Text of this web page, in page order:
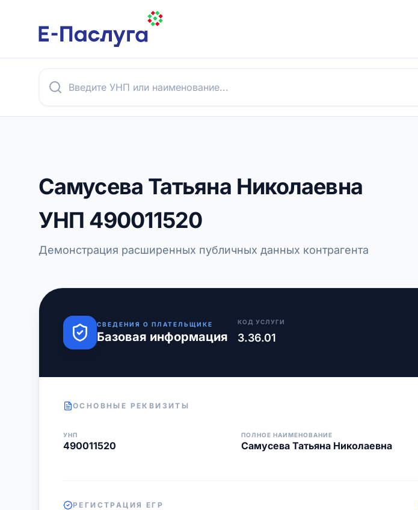
Самусева Татьяна Николаевна
УНП 490011520
Демонстрация расширенных публичных данных контрагента
СВЕДЕНИЯ О ПЛАТЕЛЬЩИКЕ
Базовая информация
КОД УСЛУГИ
3.36.01
ОСНОВНЫЕ РЕКВИЗИТЫ
УНП
490011520
ПОЛНОЕ НАИМЕНОВАНИЕ
Самусева Татьяна Николаевна
РЕГИСТРАЦИЯ ЕГР